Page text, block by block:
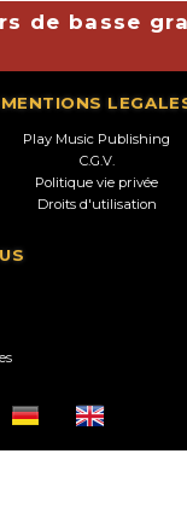
de basse
MENTIONS
Play Music Publishing
C.G.V.
Politique vie privée
Droits d'utilisation